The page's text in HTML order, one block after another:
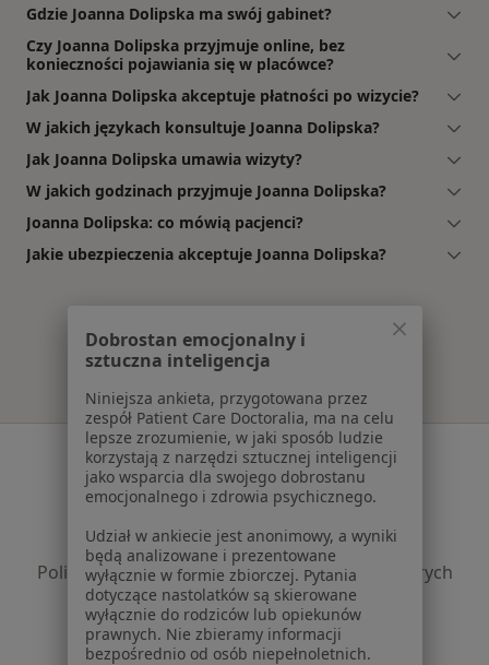
Gdzie Joanna Dolipska ma swój gabinet?
Czy Joanna Dolipska przyjmuje online, bez
konieczności pojawiania się w placówce?
Jak Joanna Dolipska akceptuje płatności po wizycie?
W jakich językach konsultuje Joanna Dolipska?
Jak Joanna Dolipska umawia wizyty?
W jakich godzinach przyjmuje Joanna Dolipska?
Joanna Dolipska: co mówią pacjenci?
Jakie ubezpieczenia akceptuje Joanna Dolipska?
Serwis
Regulamin
Polityka prywatności profesjonalistów
Polityka prywatności dla profesjonalistów, których
dane pozyskaliśmy samodzielnie
Polityka cookies
Jak działają wyniki wyszukiwania
Dobrostan emocjonalny i
sztuczna inteligencja
Niniejsza ankieta, przygotowana przez
zespół Patient Care Doctoralia, ma na celu
lepsze zrozumienie, w jaki sposób ludzie
korzystają z narzędzi sztucznej inteligencji
jako wsparcia dla swojego dobrostanu
emocjonalnego i zdrowia psychicznego.
Udział w ankiecie jest anonimowy, a wyniki
będą analizowane i prezentowane
wyłącznie w formie zbiorczej. Pytania
dotyczące nastolatków są skierowane
wyłącznie do rodziców lub opiekunów
prawnych. Nie zbieramy informacji
bezpośrednio od osób niepełnoletnich.